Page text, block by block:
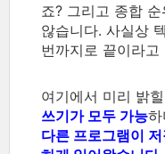
죠? 그리고 종합
않습니다. 사실상
번까지로 끝이라
여기에서 미리 밝
쓰기가 모두 가능하
다른 프로그램이